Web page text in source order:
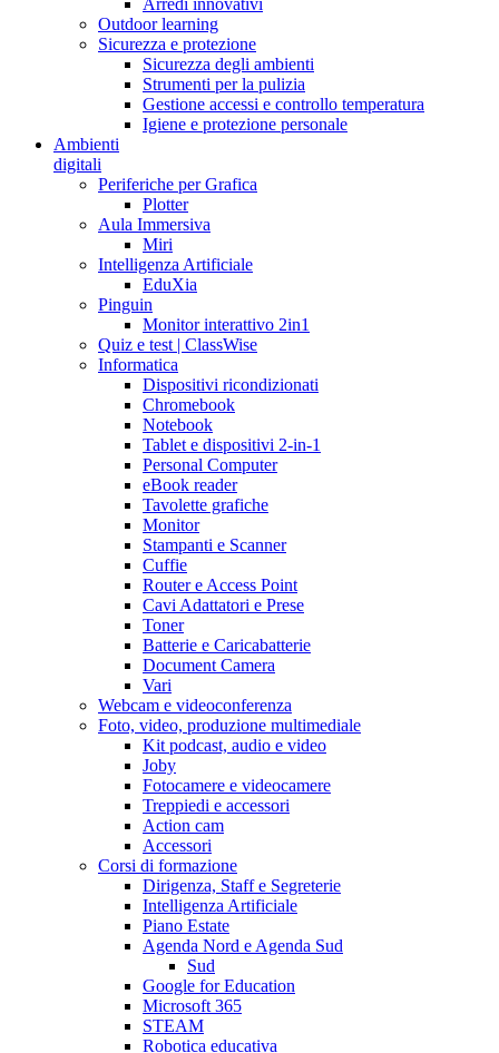
Outdoor learning
Sicurezza e protezione
Sicurezza degli ambienti
Strumenti per la pulizia
Gestione accessi e controllo temperatura
Igiene e protezione personale
Ambienti
digitali
Periferiche per Grafica
Plotter
Aula Immersiva
Miri
Intelligenza Artificiale
EduXia
Pinguin
Monitor interattivo 2in1
Quiz e test | ClassWise
Informatica
Dispositivi ricondizionati
Chromebook
Notebook
Tablet e dispositivi 2-in-1
Personal Computer
eBook reader
Tavolette grafiche
Monitor
Stampanti e Scanner
Cuffie
Router e Access Point
Cavi Adattatori e Prese
Toner
Batterie e Caricabatterie
Document Camera
Vari
Webcam e videoconferenza
Foto, video, produzione multimediale
Kit podcast, audio e video
Joby
Fotocamere e videocamere
Treppiedi e accessori
Action cam
Accessori
Corsi di formazione
Dirigenza, Staff e Segreterie
Intelligenza Artificiale
Piano Estate
Agenda Nord e Agenda Sud
Sud
Google for Education
Microsoft 365
STEAM
Robotica educativa